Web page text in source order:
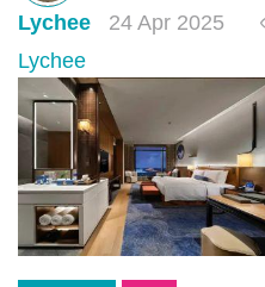
際優惠價格＋即睇即訂連
水
Lychee 24 Apr 2025
Lychee